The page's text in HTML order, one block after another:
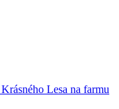
Lesa na farmu